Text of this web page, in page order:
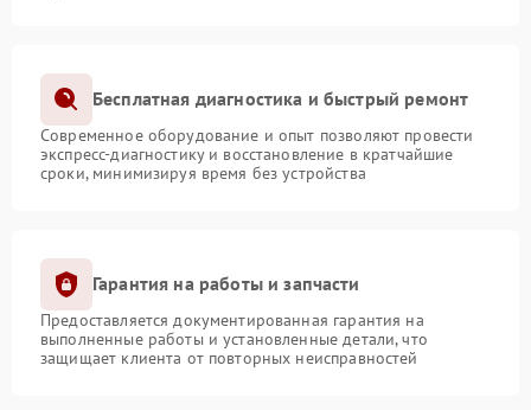
Бесплатная диагностика и быстрый ремонт
Современное оборудование и опыт позволяют провести
экспресс-диагностику и восстановление в кратчайшие
сроки, минимизируя время без устройства
Гарантия на работы и запчасти
Предоставляется документированная гарантия на
выполненные работы и установленные детали, что
защищает клиента от повторных неисправностей